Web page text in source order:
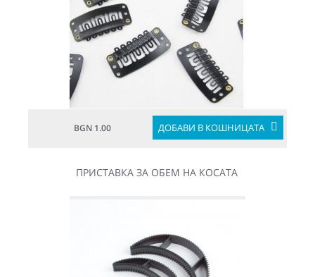
ДОБАВИ В КОШНИЦАТА
BGN 1.00
ПРИСТАВКА ЗА ОБЕМ НА КОСАТА